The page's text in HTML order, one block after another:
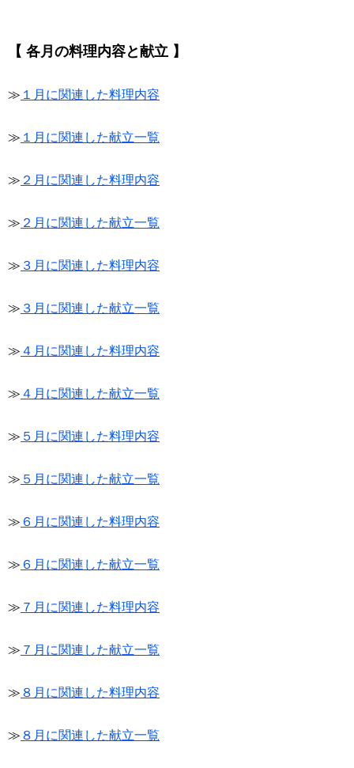
【 各月の料理内容と献立 】
≫ １月に関連した料理内容
≫ １月に関連した献立一覧
≫ ２月に関連した料理内容
≫ ２月に関連した献立一覧
≫ ３月に関連した料理内容
≫ ３月に関連した献立一覧
≫ ４月に関連した料理内容
≫ ４月に関連した献立一覧
≫ ５月に関連した料理内容
≫ ５月に関連した献立一覧
≫ ６月に関連した料理内容
≫ ６月に関連した献立一覧
≫ ７月に関連した料理内容
≫ ７月に関連した献立一覧
≫ ８月に関連した料理内容
≫ ８月に関連した献立一覧